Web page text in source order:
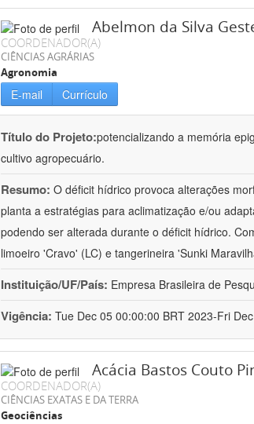
Abelmon da Silva
COORDENADOR(A)
CIÊNCIAS AGRÁRIAS
Agronomia
E-mail Currículo
Título do Projeto:potencializando a memória
cultivo agropecuário.
Resumo: O déficit hídrico provoca alterações
planta a estratégias para aclimatização e/ou
podendo ser alterada durante o déficit hídrico.
limoeiro 'Cravo' (LC) e tangerineira 'Sunki
Instituição/UF/País: Empresa Brasileira de
Vigência: Tue Dec 05 00:00:00 BRT 2023-Fri
Acácia Bastos Couto
COORDENADOR(A)
CIÊNCIAS EXATAS E DA TERRA
Geociências